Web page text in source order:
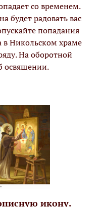
со временем.
будет радовать вас
попадания
в Никольском храме
На оборотной
освящении.
икону.